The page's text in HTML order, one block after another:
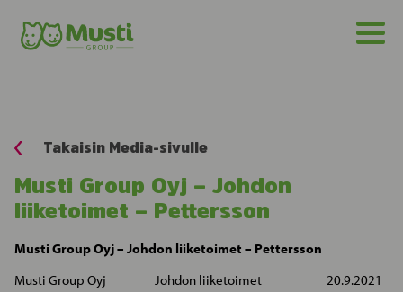
Takaisin Media-sivulle
Musti Group Oyj – Johdon
liiketoimet – Pettersson
Musti Group Oyj – Johdon liiketoimet – Pettersson
Musti Group Oyj Johdon liiketoimet 20.9.2021